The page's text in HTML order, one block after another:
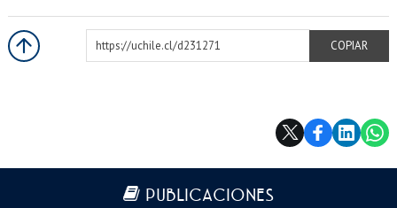
https://uchile.cl/d231271
COPIAR
Más información
PUBLICACIONES